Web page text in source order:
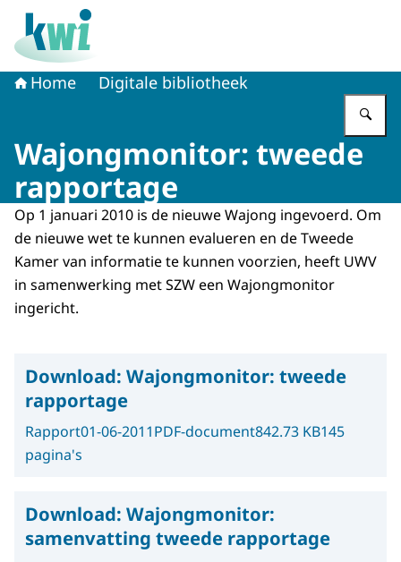
Naar de homepage van Kennisplatform Werk en
Home Digitale bibliotheek
Wajongmonitor: tweede
rapportage
Op 1 januari 2010 is de nieuwe Wajong ingevoerd. Om
de nieuwe wet te kunnen evalueren en de Tweede
Kamer van informatie te kunnen voorzien, heeft UWV
in samenwerking met SZW een Wajongmonitor
ingericht.
Download: Wajongmonitor: tweede
rapportage
Rapport01-06-2011PDF-document842.73 KB145
pagina's
Download: Wajongmonitor:
samenvatting tweede rapportage